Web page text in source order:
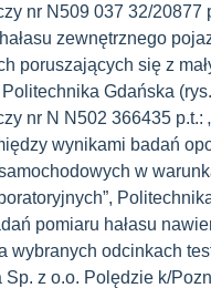
nr N509 037 32/20877
zewnętrznego
poruszających się z
Gdańska
nr N N502 366435 p.t.:
wynikami badań
w
pomiaru hałasu
wybranych odcinkach
z o.o. Polędzie k/